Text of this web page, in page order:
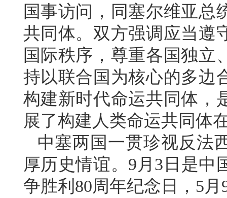
国事访问，同塞尔维亚总
共同体。双方强调应当遵
国际秩序，尊重各国独立
持以联合国为核心的多边
构建新时代命运共同体，
展了构建人类命运共同体
中塞两国一贯珍视反法
厚历史情谊。9月3日是中
争胜利80周年纪念日，5